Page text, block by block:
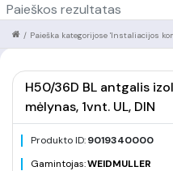
Paieškos rezultatas
Paieška kategorijose 'Instaliacijos
/
H50/36D BL antgalis
mėlynas, 1vnt. UL, DIN
Produkto ID:9019340000
Gamintojas:WEIDMULLER